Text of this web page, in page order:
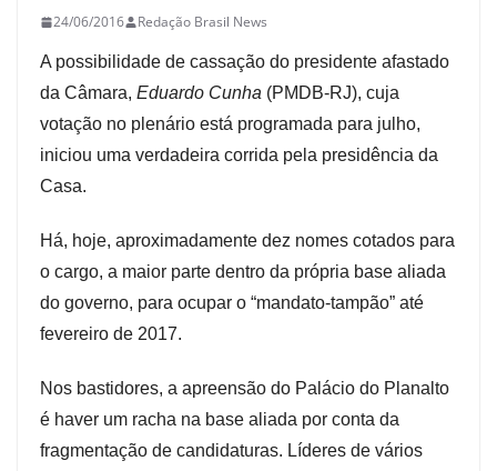
24/06/2016 Redação Brasil News
A possibilidade de cassação do presidente afastado
da Câmara, Eduardo Cunha (PMDB-RJ), cuja
votação no plenário está programada para julho,
iniciou uma verdadeira corrida pela presidência da
Casa.
Há, hoje, aproximadamente dez nomes cotados para
o cargo, a maior parte dentro da própria base aliada
do governo, para ocupar o “mandato-tampão” até
fevereiro de 2017.
Nos bastidores, a apreensão do Palácio do Planalto
é haver um racha na base aliada por conta da
fragmentação de candidaturas. Líderes de vários